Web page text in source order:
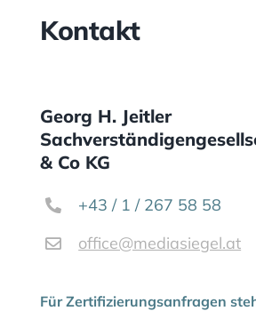
Kontakt
Georg H. Jeitler
& Co KG
+43 / 1 / 267 58 58
office@mediasiegel.at
Für Zertifizierungsanfragen